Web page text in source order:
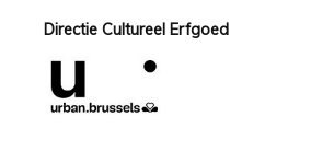
Directie Cultureel Erfgoed